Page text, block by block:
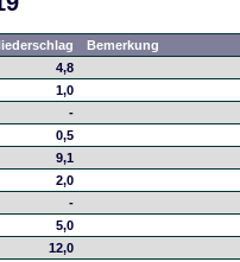
Bemerkung
4,8
1,0
-
0,5
9,1
2,0
-
5,0
12,0